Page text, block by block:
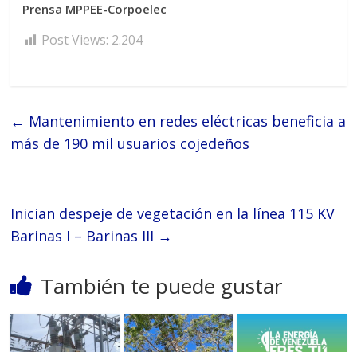
Prensa MPPEE-Corpoelec
Post Views: 2.204
← Mantenimiento en redes eléctricas beneficia a
más de 190 mil usuarios cojedeños
Inician despeje de vegetación en la línea 115 KV
Barinas I – Barinas III →
También te puede gustar